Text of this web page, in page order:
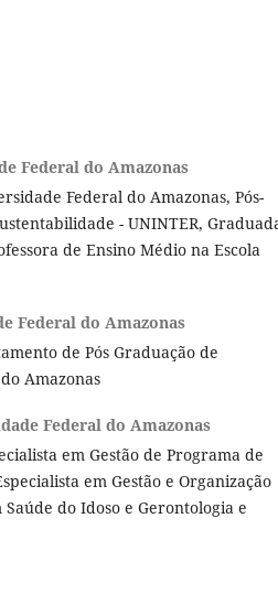
Federal do Amazonas
Federal do Amazonas, Pós-
- UNINTER,
de Ensino Médio na Escola
Federal do Amazonas
de Pós Graduação de
Amazonas
Federal do Amazonas
em Gestão de Programa de
em Gestão e Organização
Saúde do Idoso e Gerontologia e